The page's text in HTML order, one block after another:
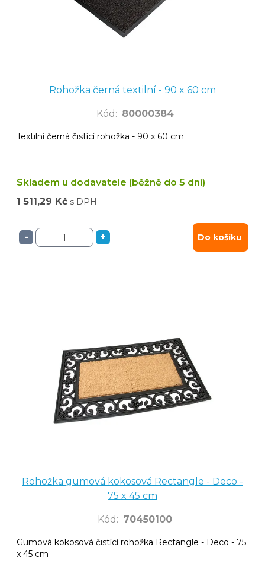
Rohožka černá textilní - 90 x 60 cm
Kód : 80000384
Textilní černá čistící rohožka - 90 x 60 cm
Skladem u dodavatele (běžně do 5 dní)
1 511,29 Kč s DPH
- + Do košíku
Rohožka gumová kokosová Rectangle - Deco -
75 x 45 cm
Kód : 70450100
Gumová kokosová čistící rohožka Rectangle - Deco - 75
x 45 cm